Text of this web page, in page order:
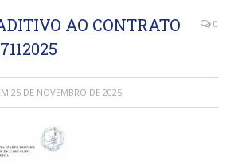
AO CONTRATO
0
25 DE NOVEMBRO DE 2025